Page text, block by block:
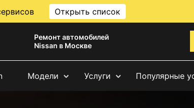
Открыть список
Ремонт автомобилей
Nissan в Москве
Модели Услуги Популярные